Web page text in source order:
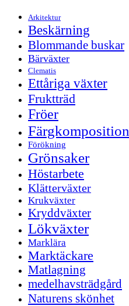
Arkitektur
Beskärning
Blommande buskar
Bärväxter
Clematis
Ettåriga växter
Fruktträd
Fröer
Färgkomposition
Förökning
Grönsaker
Höstarbete
Klätterväxter
Krukväxter
Kryddväxter
Lökväxter
Marklära
Marktäckare
Matlagning
medelhavsträdgård
Naturens skönhet